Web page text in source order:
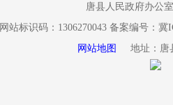
唐县人民政府办公
网站标识码：1306270043 备案编号： 冀
网站地图
地址：唐